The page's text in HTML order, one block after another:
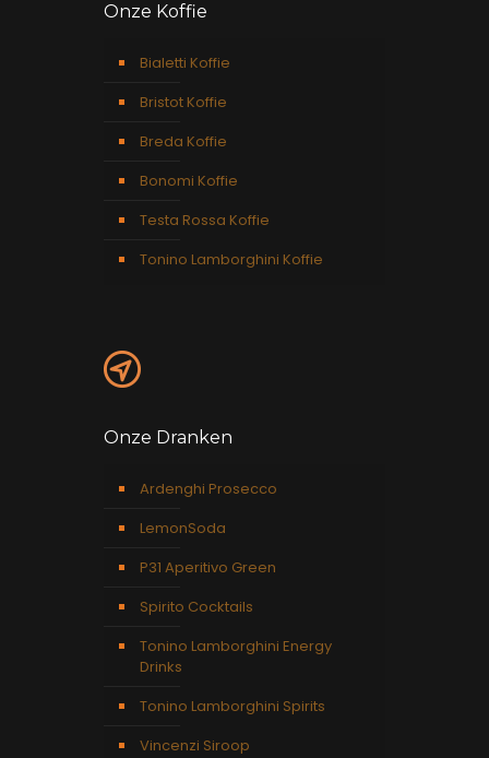
Onze Koffie
Bialetti Koffie
Bristot Koffie
Breda Koffie
Bonomi Koffie
Testa Rossa Koffie
Tonino Lamborghini Koffie
Onze Dranken
Ardenghi Prosecco
LemonSoda
P31 Aperitivo Green
Spirito Cocktails
Tonino Lamborghini Energy
Drinks
Tonino Lamborghini Spirits
Vincenzi Siroop